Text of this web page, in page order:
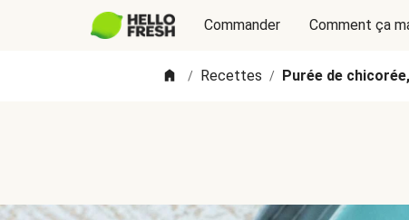
Commander Comment ça
/ Recettes / Purée de